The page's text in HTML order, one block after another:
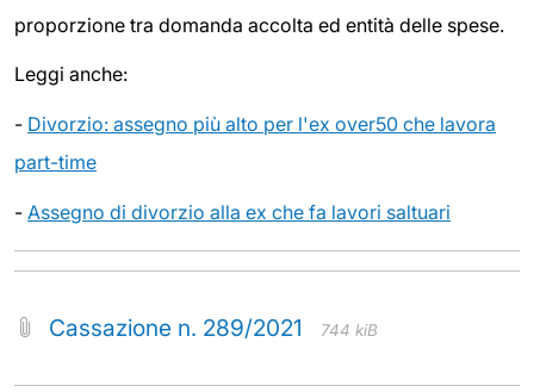
proporzione tra domanda accolta ed entità delle spese.
Leggi anche:
- Divorzio: assegno più alto per l'ex over50 che lavora
part-time
- Assegno di divorzio alla ex che fa lavori saltuari
Cassazione n. 289/2021 744 kiB